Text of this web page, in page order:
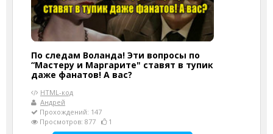
По следам Воланда! Эти вопросы по
“Мастеру и Маргарите" ставят в тупик
даже фанатов! А вас?
HTML-код
Андрей
Прохождений: 147
Просмотров: 877
1